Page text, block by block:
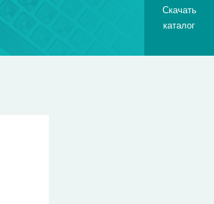
Скачать
каталог